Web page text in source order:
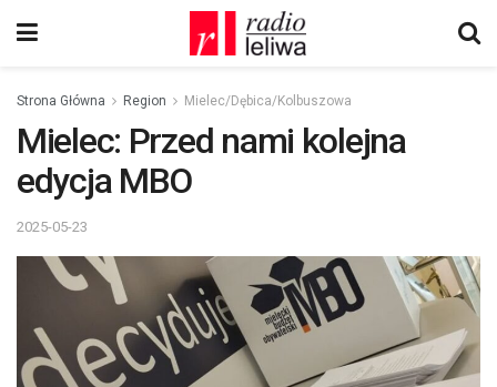
Strona Główna Region Mielec/Dębica/Kolbuszowa
Mielec: Przed nami kolejna
edycja MBO
2025-05-23